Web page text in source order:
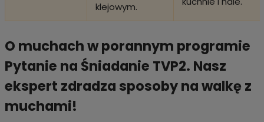
klejowym.
O muchach w porannym programie
Pytanie na Śniadanie TVP2. Nasz
ekspert zdradza sposoby na walkę z
muchami!